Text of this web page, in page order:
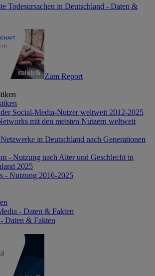
Todesursachen in Deutschland - Daten &
Zum Report
Social-Media-Nutzer weltweit 2012-2025
mit den meisten Nutzern weltweit
in Deutschland nach Generationen
- Nutzung nach Alter und Geschlecht in
2025
- Nutzung 2016-2025
- Daten & Fakten
Daten & Fakten